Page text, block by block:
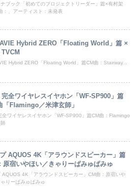
ブック「初めてのプロジェクトリーダー」篇×有村架
：、アーティスト：未発表
Hybrid ZERO「Floating World」篇 ×
Hybrid ZERO「Floating World」篇CM曲：Stairway...
完全ワイヤレスイヤホン「WF-SP900」篇
「Flamingo／米津玄師」
全ワイヤレスイヤホン「WF-SP900」篇CM曲：Flamingo
AQUOS 4K「アラウンドスピーカー」篇
原宿いやほい／きゃりーぱみゅぱみゅ
AQUOS 4K「アラウンドスピーカー」CM曲：原宿いや
りーぱみゅぱみゅ